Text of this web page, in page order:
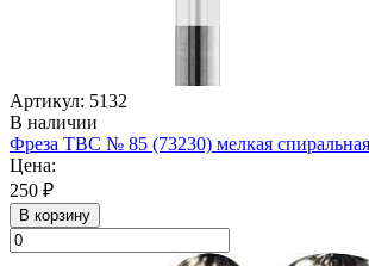
Артикул: 5132
В наличии
Фреза ТВС № 85 (73230) мелкая
Цена:
250 ₽
В корзину